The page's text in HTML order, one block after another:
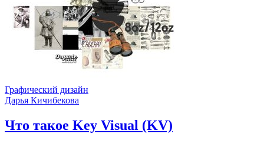
Графический дизайн
Дарья Кичибекова
Что такое Key Visual (KV)